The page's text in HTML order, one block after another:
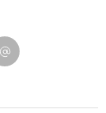
Pinterest
su WhatsApp
su Email